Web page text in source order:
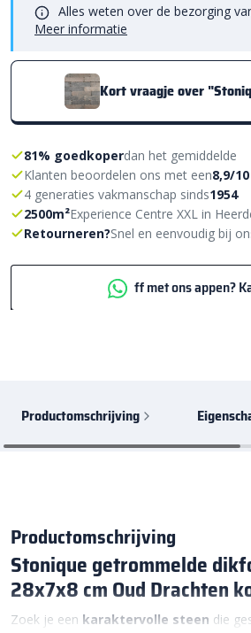
Alles weten over de bezorging
Meer informatie
Kort vraagje over
81% goedkoperdan het gemiddelde
Klanten beoordelen ons met een8,9/10
4 generaties vakmanschap sinds1954
2500m²Experience Centre XXL in
Retourneren?Snel en eenvoudig bij
ff met ons appen?
Productomschrijving
Productomschrijving
Stonique getrommelde
28x7x8 cm Oud Drachten
Zoek je een karaktervolle steen die